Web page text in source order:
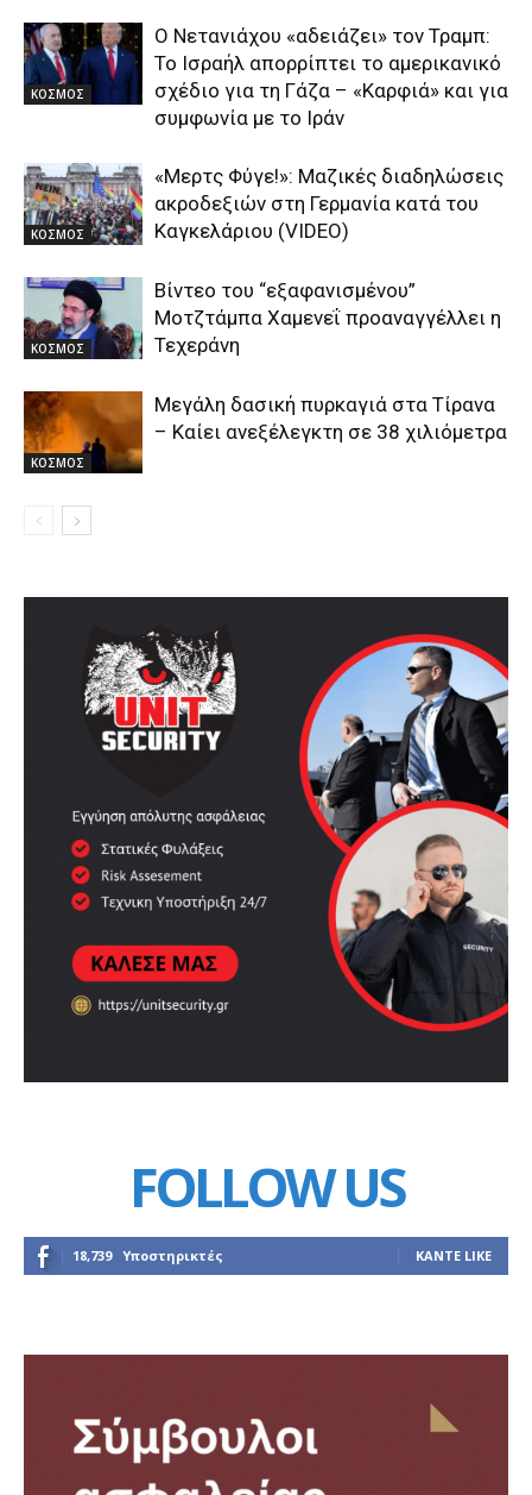
ΚΟΣΜΟΣ
Ο Νετανιάχου «αδειάζει» τον Τραμπ:
Το Ισραήλ απορρίπτει το αμερικανικό
σχέδιο για τη Γάζα – «Καρφιά» και για
συμφωνία με το Ιράν
ΚΟΣΜΟΣ
«Μερτς Φύγε!»: Μαζικές διαδηλώσεις
ακροδεξιών στη Γερμανία κατά του
Καγκελάριου (VIDEO)
ΚΟΣΜΟΣ
Βίντεο του “εξαφανισμένου”
Μοτζτάμπα Χαμενεΐ προαναγγέλλει η
Τεχεράνη
ΚΟΣΜΟΣ
Μεγάλη δασική πυρκαγιά στα Τίρανα
– Καίει ανεξέλεγκτη σε 38 χιλιόμετρα
FOLLOW US
18,739 Υποστηρικτές ΚΆΝΤΕ LIKE